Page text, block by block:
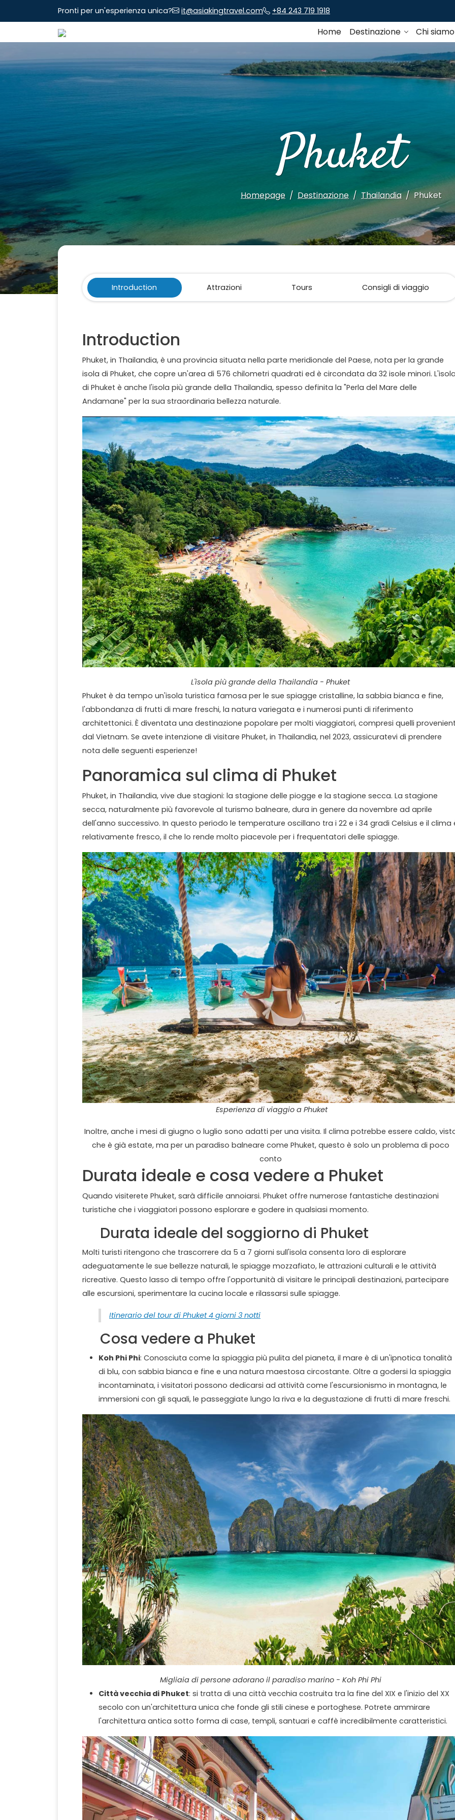
Pronti per un'esperienza unica? it@asiakingtravel.com +84 243 719 1918
Home Destinazione Chi
Phuket
Homepage Destinazione Thailandia Phuket
Introduction Attrazioni Tours Consigli di viaggio
Introduction
Phuket, in Thailandia, è una provincia situata nella parte meridionale del Paese, nota per la grande
isola di Phuket, che copre un'area di 576 chilometri quadrati ed è circondata da 32 isole minori.
di Phuket è anche l'isola più grande della Thailandia, spesso definita la "Perla del Mare delle
Andamane" per la sua straordinaria bellezza naturale.
L'isola più grande della Thailandia - Phuket
Phuket è da tempo un'isola turistica famosa per le sue spiagge cristalline, la sabbia bianca e fine,
l'abbondanza di frutti di mare freschi, la natura variegata e i numerosi punti di riferimento
architettonici. È diventata una destinazione popolare per molti viaggiatori, compresi quelli
dal Vietnam. Se avete intenzione di visitare Phuket, in Thailandia, nel 2023, assicuratevi di prendere
nota delle seguenti esperienze!
Panoramica sul clima di Phuket
Phuket, in Thailandia, vive due stagioni: la stagione delle piogge e la stagione secca. La stagione
secca, naturalmente più favorevole al turismo balneare, dura in genere da novembre ad aprile
dell'anno successivo. In questo periodo le temperature oscillano tra i 22 e i 34 gradi Celsius e il clima
relativamente fresco, il che lo rende molto piacevole per i frequentatori delle spiagge.
Esperienza di viaggio a Phuket
Inoltre, anche i mesi di giugno o luglio sono adatti per una visita. Il clima potrebbe essere caldo,
che è già estate, ma per un paradiso balneare come Phuket, questo è solo un problema di poco
conto
Durata ideale e cosa vedere a Phuket
Quando visiterete Phuket, sarà difficile annoiarsi. Phuket offre numerose fantastiche destinazioni
turistiche che i viaggiatori possono esplorare e godere in qualsiasi momento.
Durata ideale del soggiorno di Phuket
Molti turisti ritengono che trascorrere da 5 a 7 giorni sull'isola consenta loro di esplorare
adeguatamente le sue bellezze naturali, le spiagge mozzafiato, le attrazioni culturali e le attività
ricreative. Questo lasso di tempo offre l'opportunità di visitare le principali destinazioni, partecipare
alle escursioni, sperimentare la cucina locale e rilassarsi sulle spiagge.
Itinerario del tour di Phuket 4 giorni 3 notti
Cosa vedere a Phuket
Koh Phi Phi: Conosciuta come la spiaggia più pulita del pianeta, il mare è di un'ipnotica tonalità
di blu, con sabbia bianca e fine e una natura maestosa circostante. Oltre a godersi la spiaggia
incontaminata, i visitatori possono dedicarsi ad attività come l'escursionismo in montagna, le
immersioni con gli squali, le passeggiate lungo la riva e la degustazione di frutti di mare freschi.
Migliaia di persone adorano il paradiso marino - Koh Phi Phi
Città vecchia di Phuket: si tratta di una città vecchia costruita tra la fine del XIX e l'inizio del XX
secolo con un'architettura unica che fonde gli stili cinese e portoghese. Potrete ammirare
l'architettura antica sotto forma di case, templi, santuari e caffè incredibilmente caratteristici.